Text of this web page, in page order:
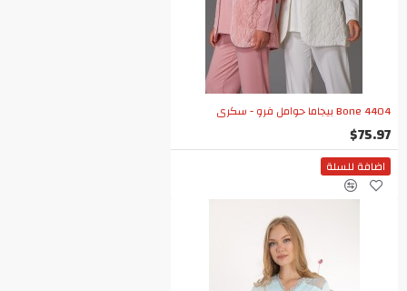
Bone 4404 بيجاما حوامل فرو - سكري
$75.97
اضافة للسلة